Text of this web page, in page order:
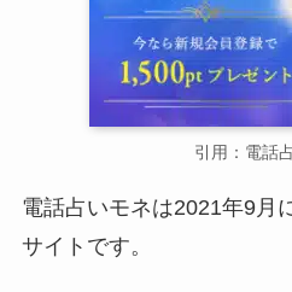
引用：電話
電話占いモネは2021年9月
サイトです。